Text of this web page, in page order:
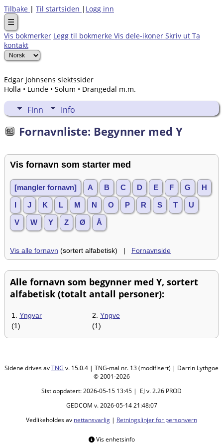
Tilbake | Til startsiden | Logg inn
☰
Vis bokmerker Legg til bokmerke Vis dele-ikoner Skriv ut Ta
kontakt
Edgar Johnsens slektssider
Holla • Lunde • Solum • Drangedal m.m.
Finn Info
Fornavnliste: Begynner med Y
Vis fornavn som starter med
[mangler fornavn] A B C D E F G H
J K L M N O P R S T U
V W Y Z Ø Å
Vis alle fornavn (sortert alfabetisk) | Fornavnside
Alle fornavn som begynner med Y, sortert
alfabetisk (totalt antall personer):
1. Yngvar
(1)
2. Yngve
(1)
Sidene drives avTNG v. 15.0.4 | TNG-mal nr. 13 (modifisert) | Darrin Lythgoe
© 2001-2026
Sist oppdatert: 2026-05-15 13:45 | EJ v. 2.26 PROD
GEDCOM v. 2026-05-14 21:48:07
Vedlikeholdes av nettansvarlig | Retningslinjer for personvern
Vis enhetsinfo